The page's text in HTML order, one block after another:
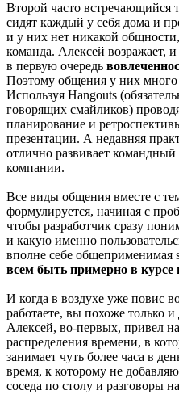
Второй часто встречающийся
сидят каждый у себя дома и
и у них нет никакой
команда. Алексей возражает,
в первую очередь
Поэтому общения у них
Используя Hangouts
говорящих смайликов)
планирование и
презентации. А недавняя
отлично развивает
компании.
Все виды общения вместе с
формулируется, начиная с
чтобы разработчик сразу
и какую именно
вполне себе общеприменимая
всем быть примерно в курсе
И когда в воздухе уже повис
работаете, вы похоже только и
Алексей, во-первых, привел
распределения времени, в
занимает чуть более часа в
время, к которому не
соседа по столу и разговоры